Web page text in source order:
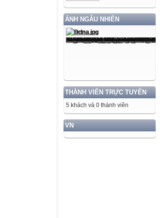
ẢNH NGẪU NHIÊN
THÀNH VIÊN TRỰC TUYẾN
5 khách và 0 thành viên
VN